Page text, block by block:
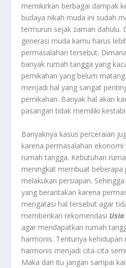
memikirkan berbagai dampak
budaya nikah muda ini sudah
termurun sejak zaman dahulu.
generasi muda kamu harus
permasalahan tersebut.
banyak rumah tangga yang
pernikahan yang belum
menjadi hal yang sangat
pernikahan. Banyak hal akan
pasangan tidak memiliki
Banyaknya kasus perceraian
karena permasalahan
rumah tangga. Kebutuhan
meningkat membuat beberapa
melakukan persiapan.
yang berantakan karena
mengatasi hal tersebut agar
memberikan rekomendasi
agar mendapatkan rumah
harmonis. Tentunya
harmonis menjadi cita-cita
Maka dari itu jangan sampai